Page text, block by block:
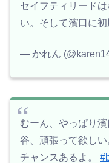
セイフティリード
い。そして濱口に
— かれん
むーん、やっぱり
谷、頑張って欲し
チャンスあるよ。